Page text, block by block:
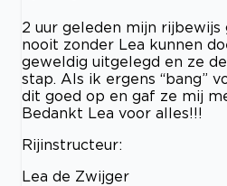
2 uur geleden mijn rijbewijs
nooit zonder Lea kunnen
geweldig uitgelegd en ze
stap. Als ik ergens “bang”
dit goed op en gaf ze mij
Bedankt Lea voor alles!!!
Rijinstructeur:
Lea de Zwijger